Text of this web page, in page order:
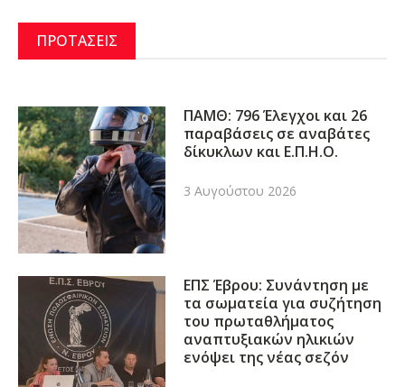
ΠΡΟΤΑΣΕΙΣ
ΠΑΜΘ: 796 Έλεγχοι και 26
παραβάσεις σε αναβάτες
δίκυκλων και Ε.Π.Η.Ο.
3 Αυγούστου 2026
ΕΠΣ Έβρου: Συνάντηση με
τα σωματεία για συζήτηση
του πρωταθλήματος
αναπτυξιακών ηλικιών
ενόψει της νέας σεζόν